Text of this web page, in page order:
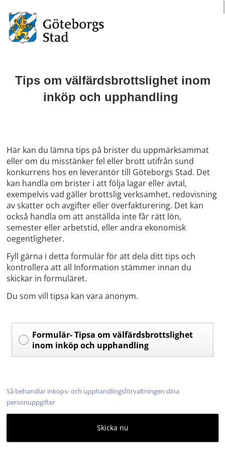
Tips om välfärdsbrottslighet inom
inköp och upphandling
Här kan du lämna tips på brister du uppmärksammat
eller om du misstänker fel eller brott utifrån sund
konkurrens hos en leverantör till Göteborgs Stad. Det
kan handla om brister i att följa lagar eller avtal,
exempelvis vad gäller brottslig verksamhet, redovisning
av skatter och avgifter eller överfakturering. Det kan
också handla om att anställda inte får rätt lön,
semester eller arbetstid, eller andra ekonomisk
oegentligheter.
Fyll gärna i detta formulär för att dela ditt tips och
kontrollera att all Information stämmer innan du
skickar in formuläret.
Du som vill tipsa kan vara anonym.
Formulär- Tipsa om välfärdsbrottslighet
inom inköp och upphandling
Skicka nu
Så behandlar inköps- och upphandlingsförvaltningen dina
personuppgifter